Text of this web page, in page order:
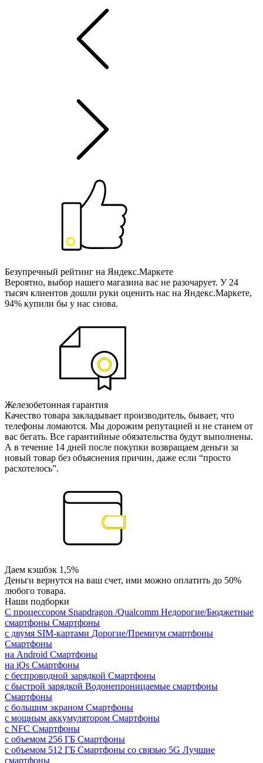
Безупречный рейтинг на Яндекс.Маркете
Вероятно, выбор нашего магазина вас не разочарует. У 24
тысяч клиентов дошли руки оценить нас на Яндекс.Маркете,
94% купили бы у нас снова.
Железобетонная гарантия
Качество товара закладывает производитель, бывает, что
телефоны ломаются. Мы дорожим репутацией и не станем от
вас бегать. Все гарантийные обязательства будут выполнены.
А в течение 14 дней после покупки возвращаем деньги за
новый товар без объяснения причин, даже если “просто
расхотелось”.
Даем кэшбэк 1,5%
Деньги вернутся на ваш счет, ими можно оплатить до 50%
любого товара.
Наши подборки
С процессором Snapdragon /Qualcomm Недорогие/Бюджетные
смартфоны Смартфоны
с двумя SIM-картами Дорогие/Премиум смартфоны
Смартфоны
на Android Смартфоны
на iOs Смартфоны
с беспроводной зарядкой Смартфоны
с быстрой зарядкой Водонепроницаемые смартфоны
Смартфоны
с большим экраном Смартфоны
с мощным аккумулятором Смартфоны
с NFC Смартфоны
с объемом 256 ГБ Смартфоны
с объемом 512 ГБ Смартфоны со связью 5G Лучшие
смартфоны